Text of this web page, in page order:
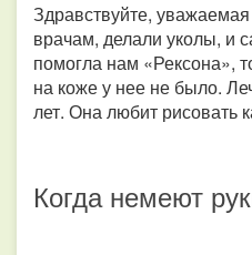
Здравствуйте,
врачам, делали уколы, и
помогла нам «Рексона»,
на коже у нее не было.
лет. Она любит рисовать
Когда немеют